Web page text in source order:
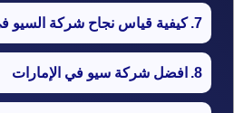
​​كيفية قياس نجاح شركة السيو
افضل شركة سيو في الإمارات